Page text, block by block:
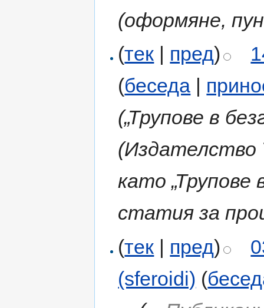
(оформяне,
(тек | пред)
(беседа |
(„Трупове в
(Издателство
като „Трупове
статия за
(тек | пред)
(sferoidi) (